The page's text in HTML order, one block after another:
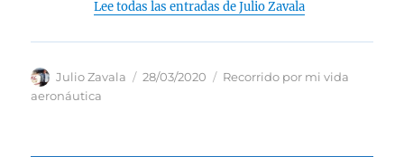
Lee todas las entradas de Julio Zavala
Autor
Julio Zavala
Publicado
28/03/2020 Categorías
Recorrido por mi vida
aeronáutica